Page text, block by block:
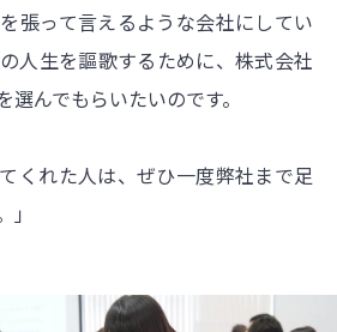
張って言えるような会社にしてい
人生を謳歌するために、株式会社
んでもらいたいのです。
くれた人は、ぜひ一度弊社まで足